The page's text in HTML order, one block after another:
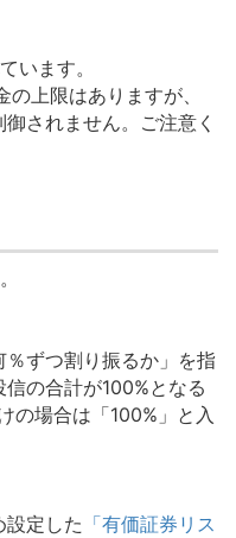
います。
上限はありますが、
されません。ご注意く
ずつ割り振るか」を指
の合計が100%となる
の場合は「100%」と入
定した 「有価証券リス